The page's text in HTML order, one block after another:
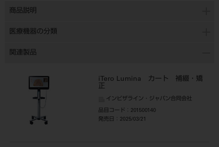
商品説明
医療機器の分類
関連製品
iTero Lumina カート 補綴・矯
正
インビザライン・ジャパン合同会社
品目コード ：201500140
発売日
：2025/03/21